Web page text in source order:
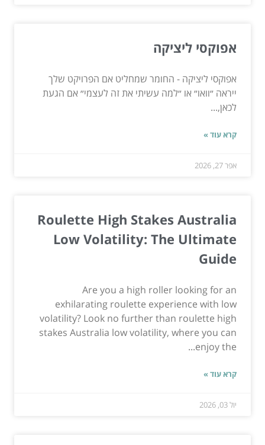
אפוקסי ליציקה
אפוקסי ליציקה - החומר שמחליט אם הפרויקט שלך
ייראה ״וואו״ או ״למה עשיתי את זה לעצמי״ אם הגעת
לכאן,...
קרא עוד »
אפר 27, 2026
Roulette High Stakes Australia
Low Volatility: The Ultimate
Guide
Are you a high roller looking for an
exhilarating roulette experience with low
volatility? Look no further than roulette high
stakes Australia low volatility, where you can
enjoy the...
קרא עוד »
יול 03, 2026